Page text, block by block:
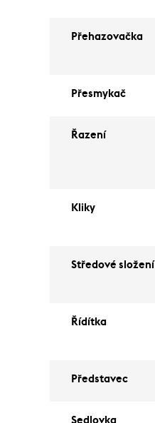
Přehazovačka
Přesmykač
Řazení
Kliky
Středové složení
Řídítka
Představec
Sedlovka